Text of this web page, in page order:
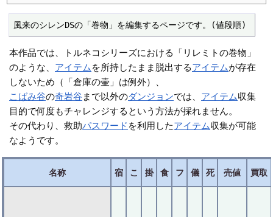
風来のシレンDSの「巻物」を編集するページです。(値段順)
本作品では、トルネコシリーズにおける「リレミトの巻物」
のような、 アイテムを所持したまま脱出するアイテムが存在
しないため（「倉庫の壷」は例外）、
こばみ谷の奇岩谷 まで以外のダンジョンでは、 アイテム収集
目的で何度もチャレンジするという方法が採れません。
その代わり、救助パスワード を利用したアイテム収集が可能
なようです。
名称 宿 こ 掛 食 フ 儀 死 売値 買取